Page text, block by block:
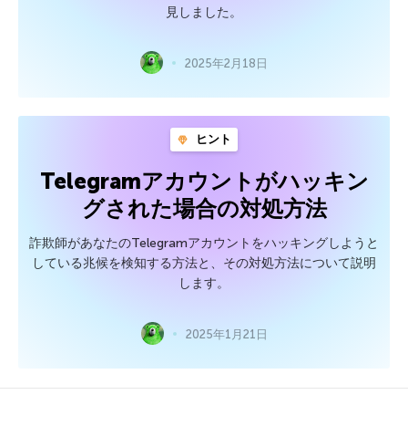
見しました。
2025年2月18日
ヒント
Telegramアカウントがハッキン
グされた場合の対処方法
詐欺師があなたのTelegramアカウントをハッキングしようと
している兆候を検知する方法と、その対処方法について説明
します。
2025年1月21日